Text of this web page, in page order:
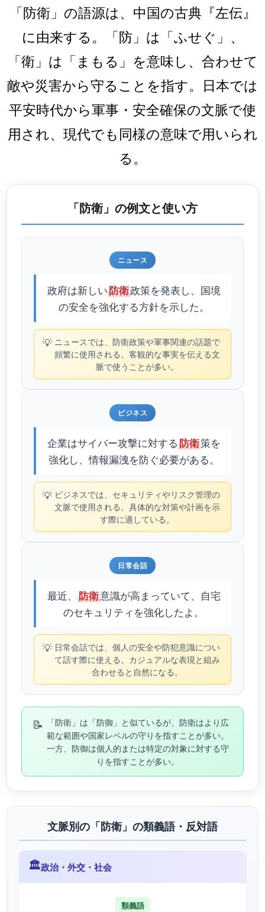
「防衛」の語源は、中国の古典『左伝』
に由来する。「防」は「ふせぐ」、
「衛」は「まもる」を意味し、合わせて
敵や災害から守ることを指す。日本では
平安時代から軍事・安全確保の文脈で使
用され、現代でも同様の意味で用いられ
る。
「防衛」の例文と使い方
ニュース
政府は新しい防衛政策を発表し、国境
の安全を強化する方針を示した。
💡 ニュースでは、防衛政策や軍事関連の話題で
頻繁に使用される。客観的な事実を伝える文
脈で使うことが多い。
ビジネス
企業はサイバー攻撃に対する防衛策を
強化し、情報漏洩を防ぐ必要がある。
💡 ビジネスでは、セキュリティやリスク管理の
文脈で使用される。具体的な対策や計画を示
す際に適している。
日常会話
最近、 防衛意識が高まっていて、自宅
のセキュリティを強化したよ。
💡 日常会話では、個人の安全や防犯意識につい
て話す際に使える。カジュアルな表現と組み
合わせると自然になる。
📝
「防衛」は「防御」と似ているが、防衛はより広
範な範囲や国家レベルの守りを指すことが多い。
一方、防御は個人的または特定の対象に対する守
りを指すことが多い。
文脈別の「防衛」の類義語・反対語
🏛️政治・外交・社会
類義語